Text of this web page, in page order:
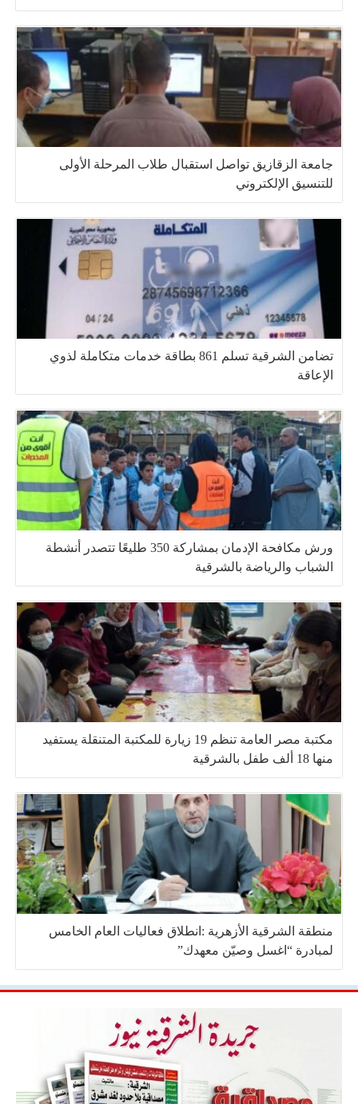
جامعة الزقازيق تواصل استقبال طلاب المرحلة الأولى
للتنسيق الإلكتروني
تضامن الشرقية تسلم 861 بطاقة خدمات متكاملة لذوي
الإعاقة
ورش مكافحة الإدمان بمشاركة 350 طليعًا تتصدر أنشطة
الشباب والرياضة بالشرقية
مكتبة مصر العامة تنظم 19 زيارة للمكتبة المتنقلة يستفيد
منها 18 ألف طفل بالشرقية
منطقة الشرقية الأزهرية :انطلاق فعاليات العام الخامس
لمبادرة “اغسل وصيّن معهدك”